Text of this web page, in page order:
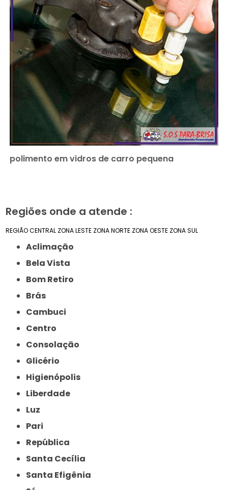
polimento em vidros de carro pequena
Regiões onde a atende :
REGIÃO CENTRAL ZONA LESTE ZONA NORTE ZONA OESTE ZONA SUL
Aclimação
Bela Vista
Bom Retiro
Brás
Cambuci
Centro
Consolação
Glicério
Higienópolis
Liberdade
Luz
Pari
República
Santa Cecília
Santa Efigênia